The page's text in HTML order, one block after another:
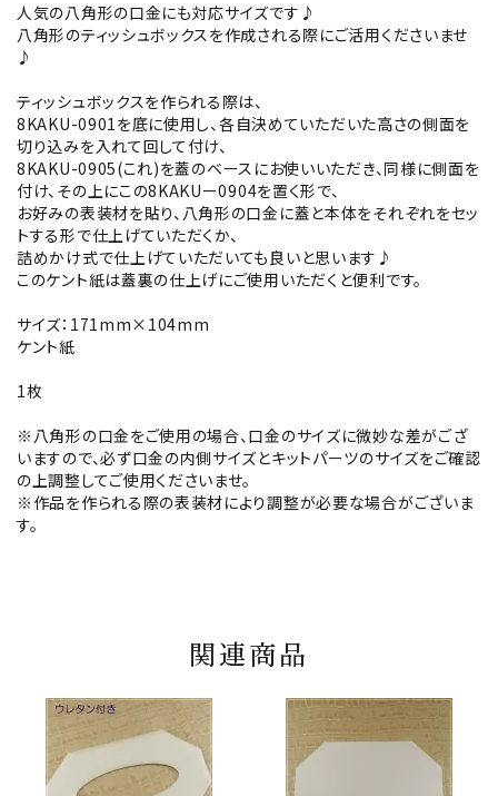
人気の八角形の口金にも対応サイズです♪
八角形のティッシュボックスを作成される際にご活用くださいませ
♪
ティッシュボックスを作られる際は、
8KAKU-0901を底に使用し、各自決めていただいた高さの側面を
切り込みを入れて回して付け、
8KAKU-0905(これ)を蓋のベースにお使いいただき、同様に側面を
付け、その上にこの8KAKUー0904を置く形で、
お好みの表装材を貼り、八角形の口金に蓋と本体をそれぞれをセッ
トする形で仕上げていただくか、
詰めかけ式で仕上げていただいても良いと思います♪
このケント紙は蓋裏の仕上げにご使用いただくと便利です。
サイズ：171mm×104mm
ケント紙
1枚
※八角形の口金をご使用の場合、口金のサイズに微妙な差がござ
いますので、必ず口金の内側サイズとキットパーツのサイズをご確認
の上調整してご使用くださいませ。
※作品を作られる際の表装材により調整が必要な場合がございま
す。
関連商品